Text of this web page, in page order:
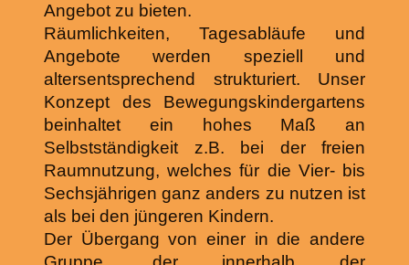
Angebot zu bieten.
Räumlichkeiten, Tagesabläufe und
Angebote werden speziell und
altersentsprechend strukturiert. Unser
Konzept des Bewegungskindergartens
beinhaltet ein hohes Maß an
Selbstständigkeit z.B. bei der freien
Raumnutzung, welches für die Vier- bis
Sechsjährigen ganz anders zu nutzen ist
als bei den jüngeren Kindern.
Der Übergang von einer in die andere